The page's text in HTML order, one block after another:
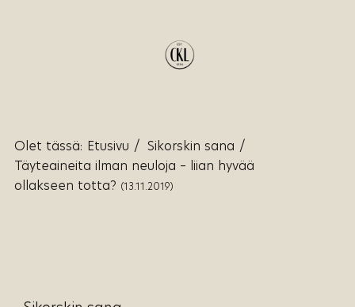
Olet tässä: Etusivu / Sikorskin sana /
Täyteaineita ilman neuloja – liian hyvää
ollakseen totta? (13.11.2019)